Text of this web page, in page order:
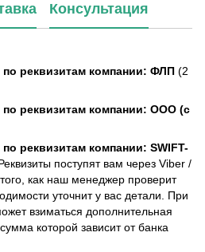
Консультация
по реквизитам компании: ФЛП (2
по реквизитам компании: ООО (с
реквизитам компании: SWIFT-
поступят вам через Viber /
как наш менеджер проверит
уточнит у вас детали. При
взиматься дополнительная
которой зависит от банка